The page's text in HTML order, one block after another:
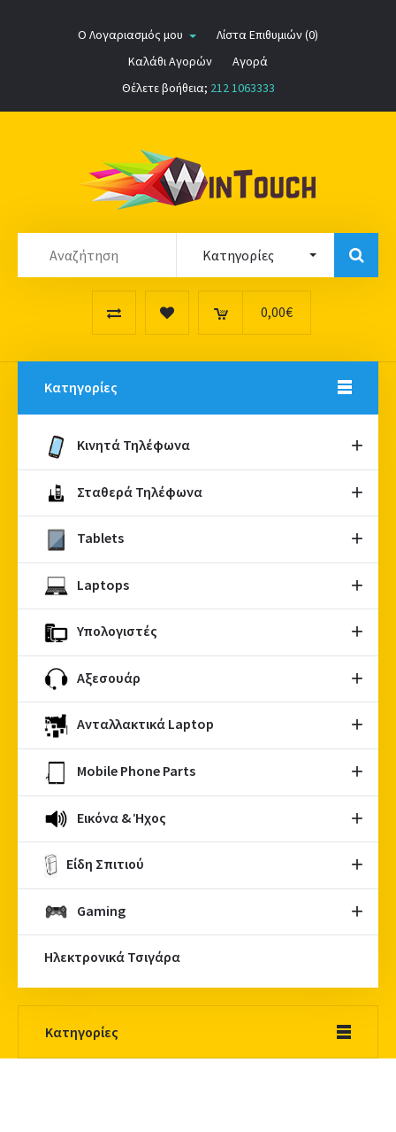
Ο Λογαριασμός μου
Λίστα Επιθυμιών (0)
Καλάθι Αγορών
Αγορά
Θέλετε βοήθεια; 212 1063333
0,00€
Κατηγορίες
Κινητά Τηλέφωνα
Σταθερά Τηλέφωνα
Tablets
Laptops
Υπολογιστές
Αξεσουάρ
Ανταλλακτικά Laptop
Mobile Phone Parts
Εικόνα & Ήχος
Είδη Σπιτιού
Gaming
Ηλεκτρονικά Τσιγάρα
Κατηγορίες